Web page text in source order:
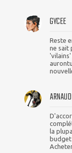
GYCEE
Reste
ne sait
'vilains'
ARNAUD
la